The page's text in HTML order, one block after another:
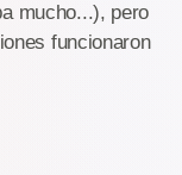
mucho...), pero
funcionaron